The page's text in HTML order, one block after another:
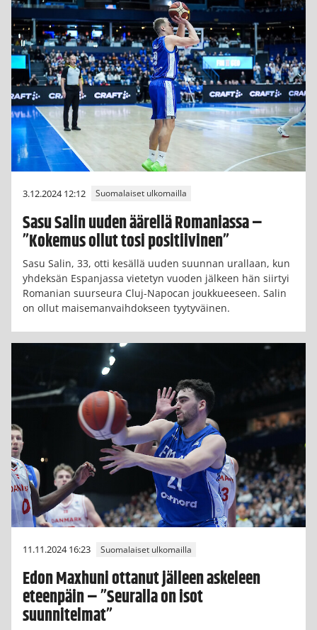
3.12.2024 12:12 Suomalaiset ulkomailla
Sasu Salin uuden äärellä Romaniassa –
”Kokemus ollut tosi positiivinen”
Sasu Salin, 33, otti kesällä uuden suunnan urallaan, kun
yhdeksän Espanjassa vietetyn vuoden jälkeen hän siirtyi
Romanian suurseura Cluj-Napocan joukkueeseen. Salin
on ollut maisemanvaihdokseen tyytyväinen.
11.11.2024 16:23 Suomalaiset ulkomailla
Edon Maxhuni ottanut jälleen askeleen
eteenpäin – ”Seuralla on isot
suunnitelmat”